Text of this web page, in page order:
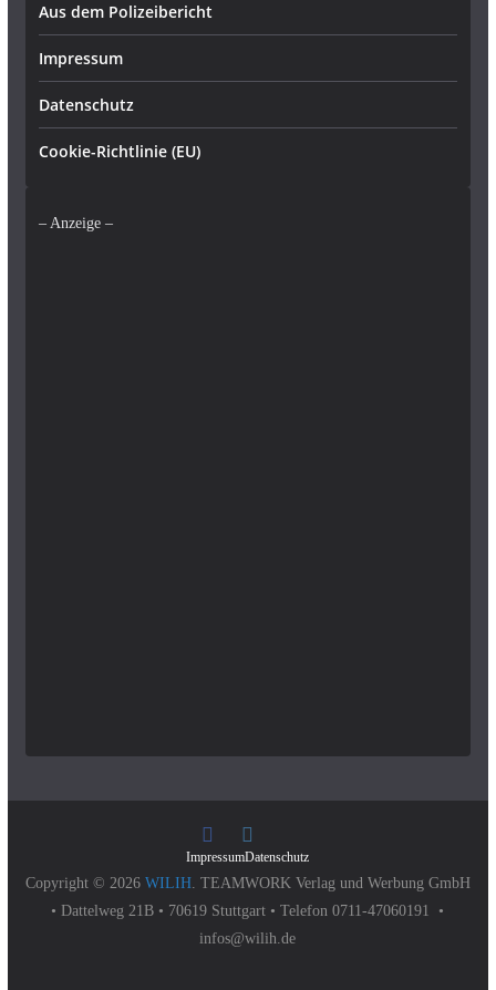
Aus dem Polizeibericht
Impressum
Datenschutz
Cookie-Richtlinie (EU)
– Anzeige –
ImpressumDatenschutz
Copyright © 2026 WILIH. TEAMWORK Verlag und Werbung GmbH
• Dattelweg 21B • 70619 Stuttgart • Telefon 0711-47060191 •
infos@wilih.de